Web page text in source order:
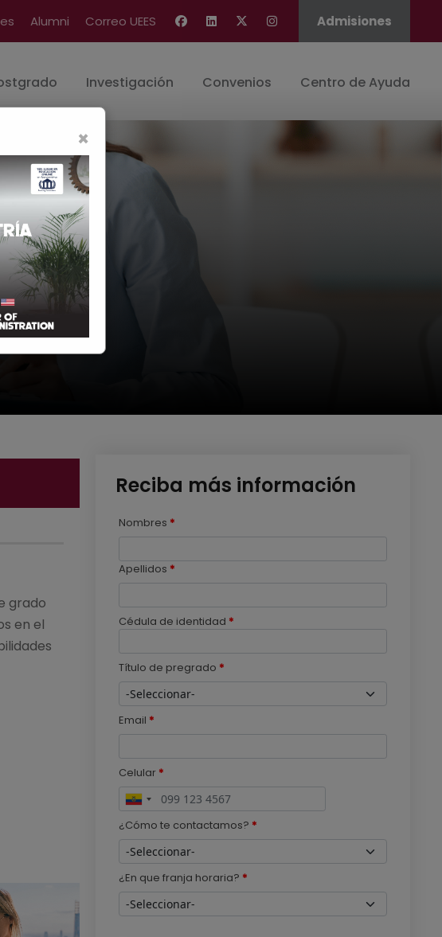
Alumni Correo UEES Admisiones
Investigación Convenios Centro de Ayuda
grado
en el
Reciba más información
×